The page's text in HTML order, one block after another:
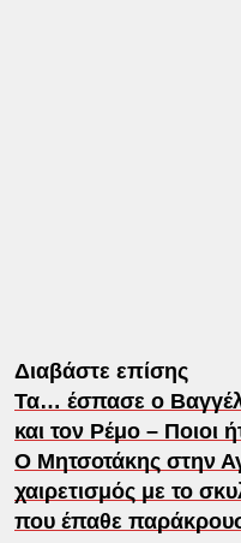
Διαβάστε επίσης
Τα… έσπασε ο
και τον Ρέμο – Ποιοι
O Μητσοτάκης στην
χαιρετισμός με το
που έπαθε